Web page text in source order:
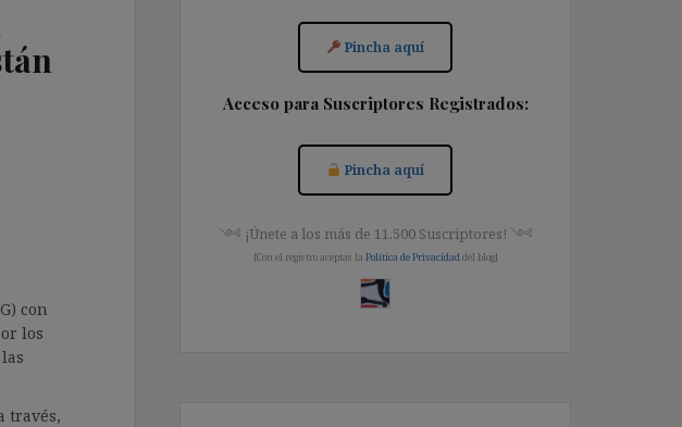
con
los
través,
Pincha aquí
Acceso para Suscriptores Registrados:
Pincha aquí
༺ ¡Únete a los más de 11.500 Suscriptores! ༺
[Con el registro aceptas la Política de Privacidad del blog]